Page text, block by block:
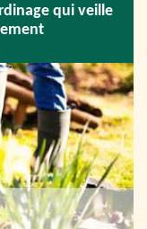
qui veille